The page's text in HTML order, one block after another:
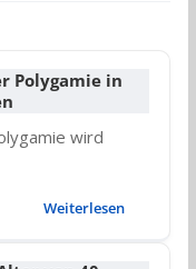
Polygamie in
wird
Weiterlesen